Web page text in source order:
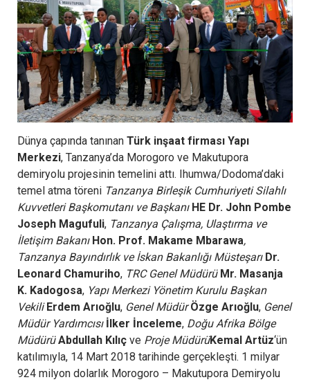
Dünya çapında tanınan Türk inşaat firması Yapı
Merkezi, Tanzanya’da Morogoro ve Makutupora
demiryolu projesinin temelini attı. Ihumwa/Dodoma’daki
temel atma töreni Tanzanya Birleşik Cumhuriyeti Silahlı
Kuvvetleri Başkomutanı ve Başkanı HE Dr. John Pombe
Joseph Magufuli, Tanzanya Çalışma, Ulaştırma ve
İletişim Bakanı Hon. Prof. Makame Mbarawa,
Tanzanya Bayındırlık ve İskan Bakanlığı Müsteşarı Dr.
Leonard Chamuriho, TRC Genel Müdürü Mr. Masanja
K. Kadogosa, Yapı Merkezi Yönetim Kurulu Başkan
Vekili Erdem Arıoğlu, Genel Müdür Özge Arıoğlu, Genel
Müdür Yardımcısı İlker İnceleme, Doğu Afrika Bölge
Müdürü Abdullah Kılıç ve Proje MüdürüKemal Artüz‘ün
katılımıyla, 14 Mart 2018 tarihinde gerçekleşti. 1 milyar
924 milyon dolarlık Morogoro – Makutupora Demiryolu